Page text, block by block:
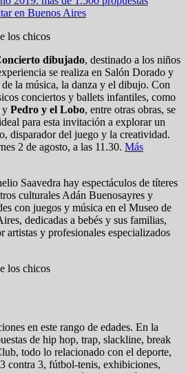
en Buenos Aires
dibujado, destinado a los niños
se realiza en Salón Dorado y
la música, la danza y el dibujo. Con
conciertos y ballets infantiles, como
y Pedro y el Lobo, entre otras obras, se
para esta invitación a explorar un
disparador del juego y la creatividad.
2 de agosto, a las 11.30. Más
Saavedra hay espectáculos de títeres
culturales Adán Buenosayres y
con juegos y música en el Museo de
dedicadas a bebés y sus familias,
artistas y profesionales especializados
en este rango de edades. En la
de hip hop, trap, slackline, break
todo lo relacionado con el deporte,
contra 3, fútbol-tenis, exhibiciones,